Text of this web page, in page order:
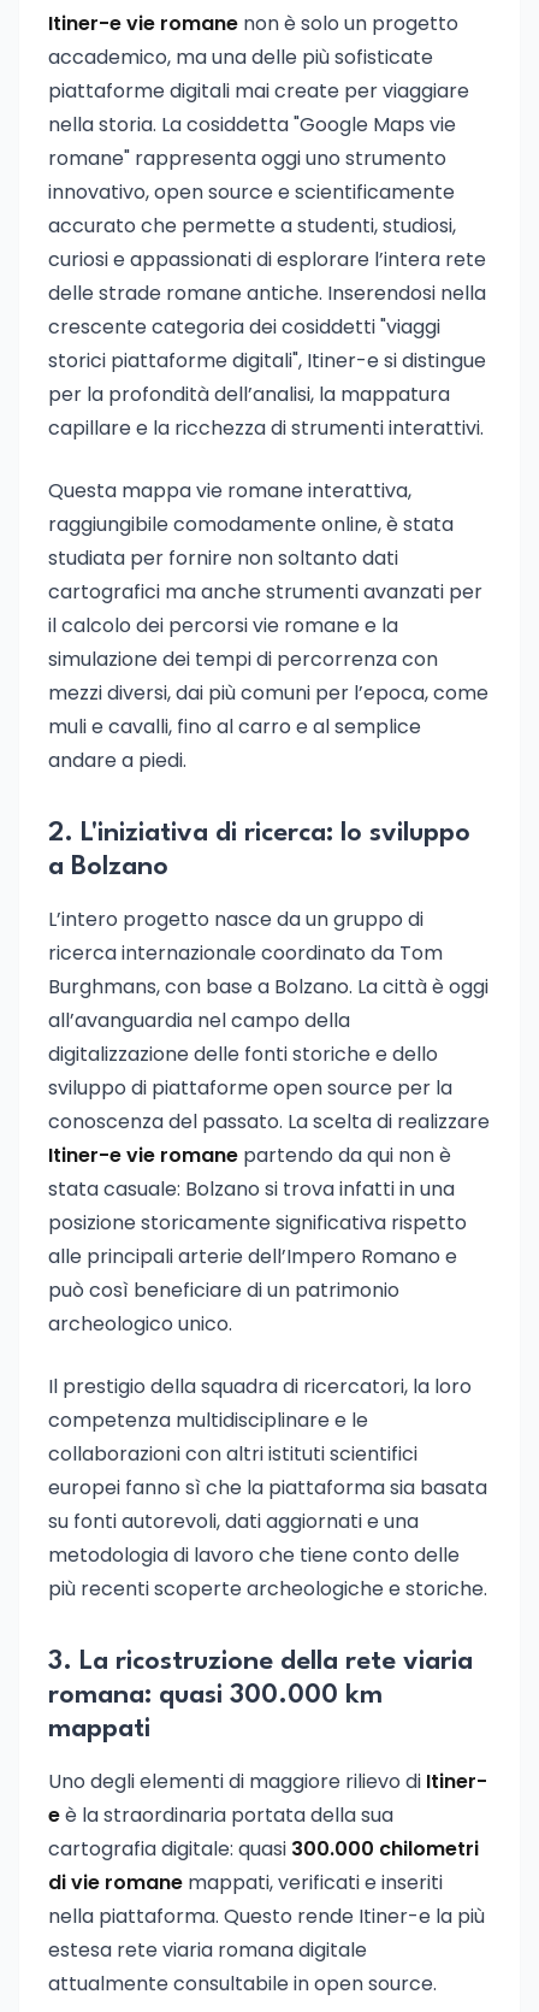
Itiner-e vie romane non è solo un progetto
accademico, ma una delle più sofisticate
piattaforme digitali mai create per viaggiare
nella storia. La cosiddetta "Google Maps vie
romane" rappresenta oggi uno strumento
innovativo, open source e scientificamente
accurato che permette a studenti, studiosi,
curiosi e appassionati di esplorare l’intera rete
delle strade romane antiche. Inserendosi nella
crescente categoria dei cosiddetti "viaggi
storici piattaforme digitali", Itiner-e si distingue
per la profondità dell’analisi, la mappatura
capillare e la ricchezza di strumenti interattivi.
Questa mappa vie romane interattiva,
raggiungibile comodamente online, è stata
studiata per fornire non soltanto dati
cartografici ma anche strumenti avanzati per
il calcolo dei percorsi vie romane e la
simulazione dei tempi di percorrenza con
mezzi diversi, dai più comuni per l’epoca, come
muli e cavalli, fino al carro e al semplice
andare a piedi.
2. L'iniziativa di ricerca: lo sviluppo
a Bolzano
L’intero progetto nasce da un gruppo di
ricerca internazionale coordinato da Tom
Burghmans, con base a Bolzano. La città è oggi
all’avanguardia nel campo della
digitalizzazione delle fonti storiche e dello
sviluppo di piattaforme open source per la
conoscenza del passato. La scelta di realizzare
Itiner-e vie romane partendo da qui non è
stata casuale: Bolzano si trova infatti in una
posizione storicamente significativa rispetto
alle principali arterie dell’Impero Romano e
può così beneficiare di un patrimonio
archeologico unico.
Il prestigio della squadra di ricercatori, la loro
competenza multidisciplinare e le
collaborazioni con altri istituti scientifici
europei fanno sì che la piattaforma sia basata
su fonti autorevoli, dati aggiornati e una
metodologia di lavoro che tiene conto delle
più recenti scoperte archeologiche e storiche.
3. La ricostruzione della rete viaria
romana: quasi 300.000 km
mappati
Uno degli elementi di maggiore rilievo di Itiner-
eè la straordinaria portata della sua
cartografia digitale: quasi 300.000 chilometri
di vie romane mappati, verificati e inseriti
nella piattaforma. Questo rende Itiner-e la più
estesa rete viaria romana digitale
attualmente consultabile in open source.